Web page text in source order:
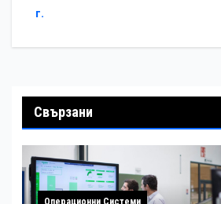
г.
Свързани
Операционни Системи